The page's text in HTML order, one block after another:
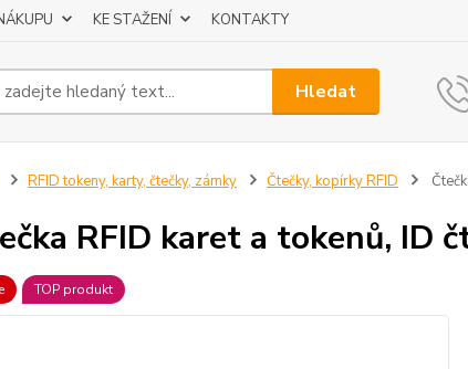
KE STAŽENÍ KONTAKTY
Hledat
RFID tokeny, karty, čtečky, zámky Čtečky, kopírky RFID
RFID karet a tokenů, ID
TOP produkt